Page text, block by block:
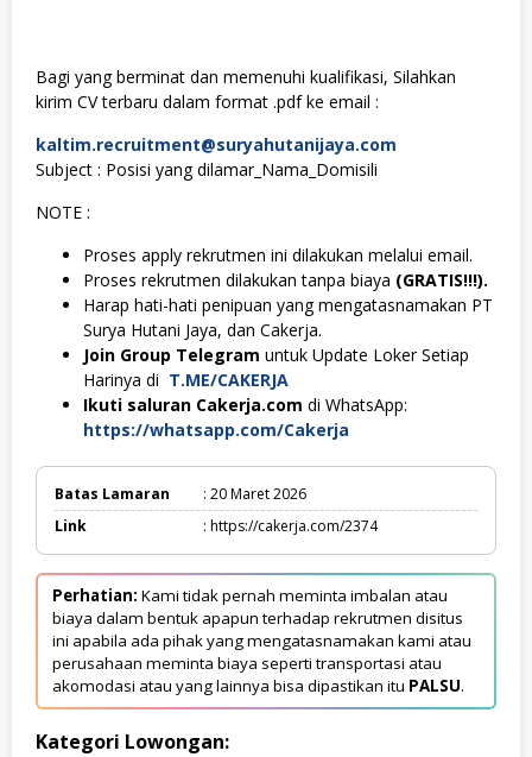
Bagi yang berminat dan memenuhi kualifikasi, Silahkan
kirim CV terbaru dalam format .pdf ke email :
kaltim.recruitment@suryahutanijaya.com
Subject : Posisi yang dilamar_Nama_Domisili
NOTE :
Proses apply rekrutmen ini dilakukan melalui email.
Proses rekrutmen dilakukan tanpa biaya (GRATIS!!!).
Harap hati-hati penipuan yang mengatasnamakan PT
Surya Hutani Jaya, dan Cakerja.
Join Group Telegram untuk Update Loker Setiap
Harinya di T.ME/CAKERJA
Ikuti saluran Cakerja.com di WhatsApp:
https://whatsapp.com/Cakerja
Batas Lamaran
: 20 Maret 2026
Link
: https://cakerja.com/2374
Perhatian: Kami tidak pernah meminta imbalan atau
biaya dalam bentuk apapun terhadap rekrutmen disitus
ini apabila ada pihak yang mengatasnamakan kami atau
perusahaan meminta biaya seperti transportasi atau
akomodasi atau yang lainnya bisa dipastikan itu PALSU.
Kategori Lowongan: